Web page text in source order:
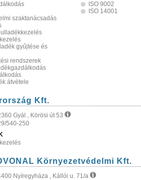
szaktanácsadás
gyűjtése és
rendszerek
átvétele
ISO 9002
ISO 14001
Kft.
Gyál , Körösi út 53
540-250
Környezetvédelmi Kft.
Nyíregyháza , Kállói u. 71/a